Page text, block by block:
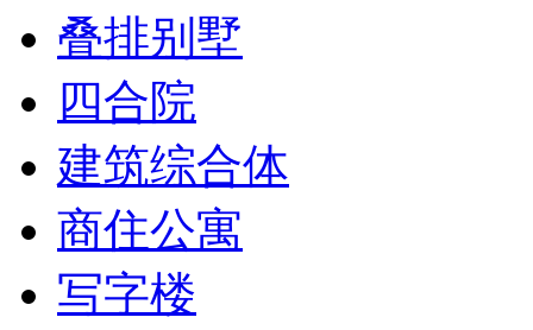
叠排别墅
四合院
建筑综合体
商住公寓
写字楼